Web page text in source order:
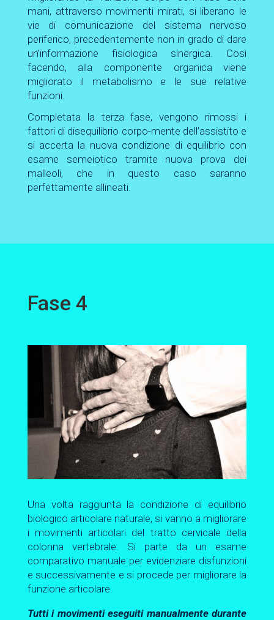
mani, attraverso movimenti mirati, si liberano le
vie di comunicazione del sistema nervoso
periferico, precedentemente non in grado di dare
un’informazione fisiologica sinergica. Così
facendo, alla componente organica viene
migliorato il metabolismo e le sue relative
funzioni.
Completata la terza fase, vengono rimossi i
fattori di disequilibrio corpo-mente dell’assistito e
si accerta la nuova condizione di equilibrio con
esame semeiotico tramite nuova prova dei
malleoli, che in questo caso saranno
perfettamente allineati.
Fase 4
Una volta raggiunta la condizione di equilibrio
biologico articolare naturale, si vanno a migliorare
i movimenti articolari del tratto cervicale della
colonna vertebrale. Si parte da un esame
comparativo manuale per evidenziare disfunzioni
e successivamente e si procede per migliorare la
funzione articolare.
Tutti i movimenti eseguiti manualmente durante